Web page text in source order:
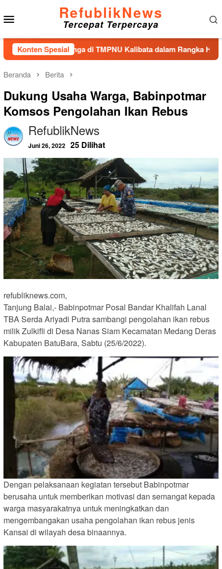
ke
konten
RefublikNews
Tercepat Terpercaya
Konten Spesial
Bunga di TMPNU Kalibata dalam Rangka HUT Ke-40 PPAL
Beranda Berita
Dukung Usaha Warga, Babinpotmar
Komsos Pengolahan Ikan Rebus
RefublikNews
Juni 26, 2022 25 Dilihat
refubliknews.com,
Tanjung Balai,- Babinpotmar Posal Bandar Khalifah Lanal
TBA Serda Ariyadi Putra sambangi pengolahan ikan rebus
milik Zulkifli di Desa Nanas Siam Kecamatan Medang Deras
Kabupaten BatuBara, Sabtu (25/6/2022).
Dengan pelaksanaan kegiatan tersebut Babinpotmar
berusaha untuk memberikan motivasi dan semangat kepada
warga masyarakatnya untuk meningkatkan dan
mengembangakan usaha pengolahan ikan rebus jenis
Kansai di wilayah desa binaannya.